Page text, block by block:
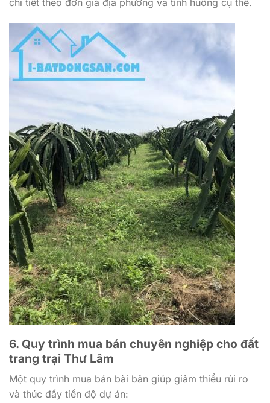
6. Quy trình mua bán chuyên nghiệp cho đất
trang trại Thư Lâm
Một quy trình mua bán bài bản giúp giảm thiểu rủi ro
và thúc đẩy tiến độ dự án: